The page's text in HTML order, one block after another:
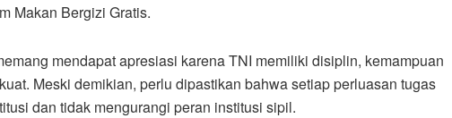
Makan Bergizi Gratis.
mendapat apresiasi karena TNI memiliki disiplin, kemampuan
Meski demikian, perlu dipastikan bahwa setiap perluasan tugas
dan tidak mengurangi peran institusi sipil.